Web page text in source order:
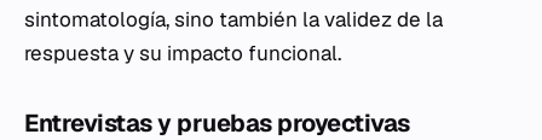
sintomatología, sino también la validez de la
respuesta y su impacto funcional.
Entrevistas y pruebas proyectivas